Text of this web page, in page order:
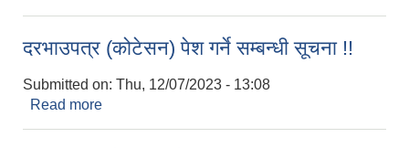
दरभाउपत्र (कोटेसन) पेश गर्ने सम्बन्धी सूचना !!
Submitted on: Thu, 12/07/2023 - 13:08
Read more